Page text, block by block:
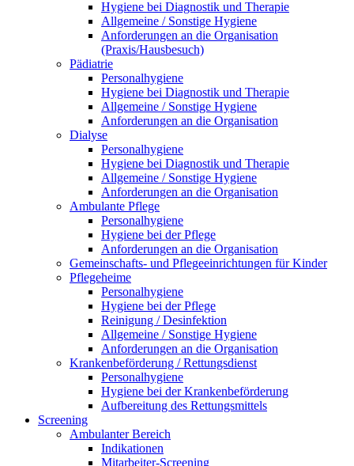
Hygiene bei Diagnostik und Therapie
Allgemeine / Sonstige Hygiene
Anforderungen an die Organisation
(Praxis/Hausbesuch)
Pädiatrie
Personalhygiene
Hygiene bei Diagnostik und Therapie
Allgemeine / Sonstige Hygiene
Anforderungen an die Organisation
Dialyse
Personalhygiene
Hygiene bei Diagnostik und Therapie
Allgemeine / Sonstige Hygiene
Anforderungen an die Organisation
Ambulante Pflege
Personalhygiene
Hygiene bei der Pflege
Anforderungen an die Organisation
Gemeinschafts- und Pflegeeinrichtungen für Kinder
Pflegeheime
Personalhygiene
Hygiene bei der Pflege
Reinigung / Desinfektion
Allgemeine / Sonstige Hygiene
Anforderungen an die Organisation
Krankenbeförderung / Rettungsdienst
Personalhygiene
Hygiene bei der Krankenbeförderung
Aufbereitung des Rettungsmittels
Screening
Ambulanter Bereich
Indikationen
Mitarbeiter-Screening